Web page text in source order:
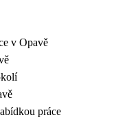
v Opavě
práce